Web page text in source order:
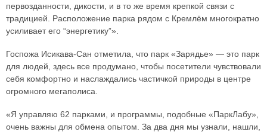
первозданности, дикости, и в то же время крепкой связи с
традицией. Расположение парка рядом с Кремлём многократно
усиливает его “энергетику”».
Госпожа Исикава-Сан отметила, что парк «Зарядье» — это парк
для людей, здесь все продумано, чтобы посетители чувствовали
себя комфортно и наслаждались частичкой природы в центре
огромного мегаполиса.
«Я управляю 62 парками, и программы, подобные «ПаркЛабу»,
очень важны для обмена опытом. За два дня мы узнали, нашли,